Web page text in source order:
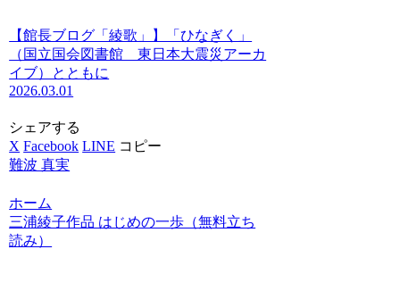
【館長ブログ「綾歌」】「ひなぎく」
（国立国会図書館 東日本大震災アーカ
イブ）とともに
2026.03.01
シェアする
X Facebook LINE コピー
難波 真実
ホーム
三浦綾子作品 はじめの一歩（無料立ち
読み）